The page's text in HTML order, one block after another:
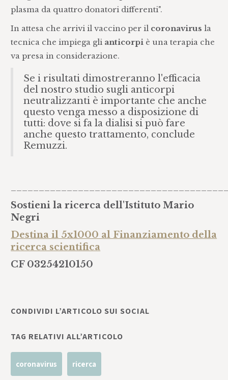
plasma da quattro donatori differenti".
In attesa che arrivi il vaccino per il coronavirus la
tecnica che impiega gli anticorpi è una terapia che
va presa in considerazione.
Se i risultati dimostreranno l'efficacia
del nostro studio sugli anticorpi
neutralizzanti è importante che anche
questo venga messo a disposizione di
tutti: dove si fa la dialisi si può fare
anche questo trattamento, conclude
Remuzzi.
Sostieni la ricerca dell'Istituto Mario
Negri
Destina il 5x1000 al Finanziamento della
ricerca scientifica
CF 03254210150
CONDIVIDI L’ARTICOLO SUI SOCIAL
TAG RELATIVI ALL’ARTICOLO
coronavirus ricerca